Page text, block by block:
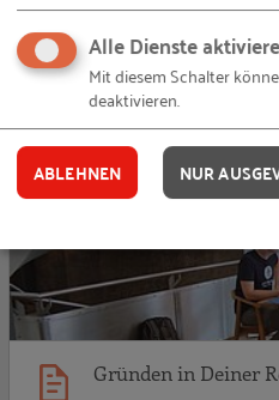
04.03.2020
BLOG-BEITRAG
Gründen in Deiner
Alle Dienste
Mit diesem Schalter
deaktivieren.
ABLEHNEN NUR